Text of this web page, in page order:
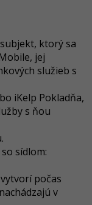
ktorý sa
jej
služieb s
iKelp Pokladňa,
s ňou
sídlom:
počas
v